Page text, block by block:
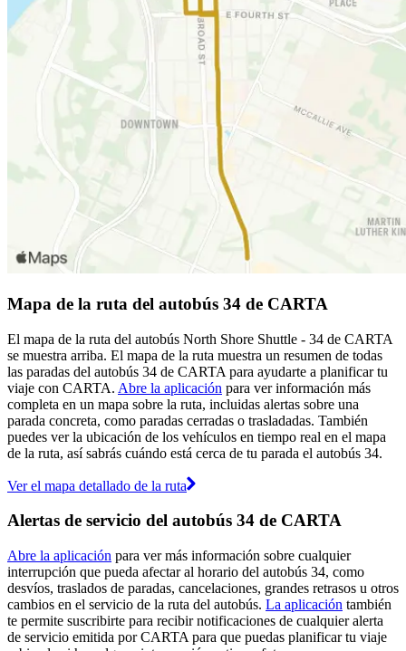
Mapa de la ruta del autobús 34 de CARTA
El mapa de la ruta del autobús North Shore Shuttle - 34 de CARTA
se muestra arriba. El mapa de la ruta muestra un resumen de todas
las paradas del autobús 34 de CARTA para ayudarte a planificar tu
viaje con CARTA. Abre la aplicación para ver información más
completa en un mapa sobre la ruta, incluidas alertas sobre una
parada concreta, como paradas cerradas o trasladadas. También
puedes ver la ubicación de los vehículos en tiempo real en el mapa
de la ruta, así sabrás cuándo está cerca de tu parada el autobús 34.
Ver el mapa detallado de la ruta
Alertas de servicio del autobús 34 de CARTA
Abre la aplicación para ver más información sobre cualquier
interrupción que pueda afectar al horario del autobús 34, como
desvíos, traslados de paradas, cancelaciones, grandes retrasos u otros
cambios en el servicio de la ruta del autobús. La aplicación también
te permite suscribirte para recibir notificaciones de cualquier alerta
de servicio emitida por CARTA para que puedas planificar tu viaje